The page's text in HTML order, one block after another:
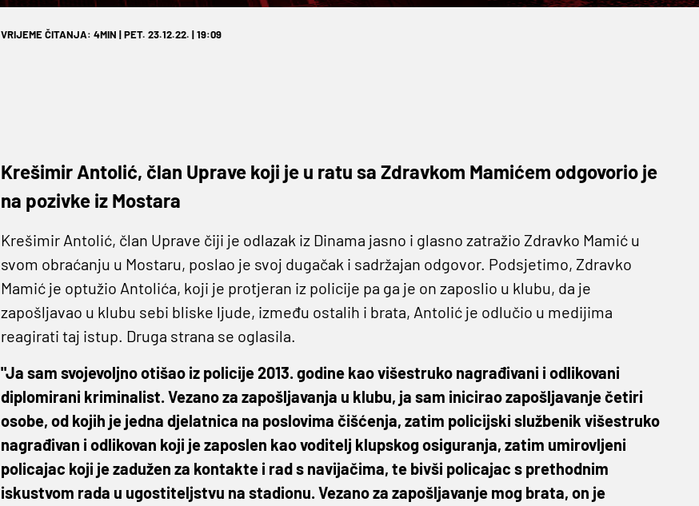
VRIJEME ČITANJA: 4MIN | PET. 23.12.22. | 19:09
Krešimir Antolić, član Uprave koji je u ratu sa Zdravkom Mamićem odgovorio je
na pozivke iz Mostara
Krešimir Antolić, član Uprave čiji je odlazak iz Dinama jasno i glasno zatražio Zdravko Mamić u
svom obraćanju u Mostaru, poslao je svoj dugačak i sadržajan odgovor. Podsjetimo, Zdravko
Mamić je optužio Antolića, koji je protjeran iz policije pa ga je on zaposlio u klubu, da je
zapošljavao u klubu sebi bliske ljude, između ostalih i brata, Antolić je odlučio u medijima
reagirati taj istup. Druga strana se oglasila.
"Ja sam svojevoljno otišao iz policije 2013. godine kao višestruko nagrađivani i odlikovani
diplomirani kriminalist. Vezano za zapošljavanja u klubu, ja sam inicirao zapošljavanje četiri
osobe, od kojih je jedna djelatnica na poslovima čišćenja, zatim policijski službenik višestruko
nagrađivan i odlikovan koji je zaposlen kao voditelj klupskog osiguranja, zatim umirovljeni
policajac koji je zadužen za kontakte i rad s navijačima, te bivši policajac s prethodnim
iskustvom rada u ugostiteljstvu na stadionu. Vezano za zapošljavanje mog brata, on je